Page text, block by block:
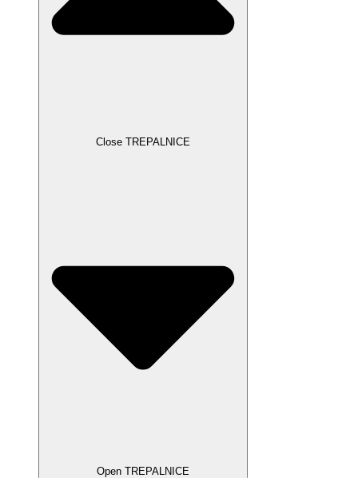
Close TREPALNICE
Open TREPALNICE